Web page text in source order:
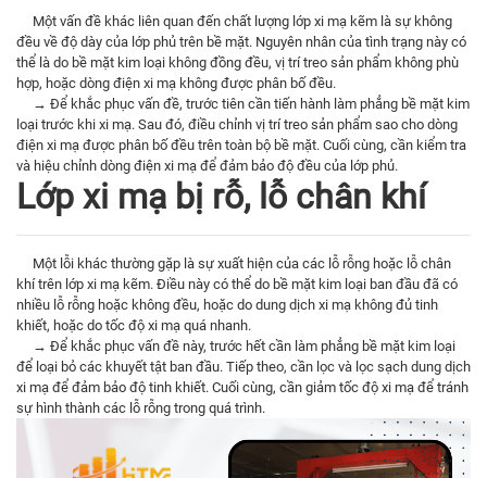
Một vấn đề khác liên quan đến chất lượng lớp xi mạ kẽm là sự không
đều về độ dày của lớp phủ trên bề mặt. Nguyên nhân của tình trạng này có
thể là do bề mặt kim loại không đồng đều, vị trí treo sản phẩm không phù
hợp, hoặc dòng điện xi mạ không được phân bố đều.
→ Để khắc phục vấn đề, trước tiên cần tiến hành làm phẳng bề mặt kim
loại trước khi xi mạ. Sau đó, điều chỉnh vị trí treo sản phẩm sao cho dòng
điện xi mạ được phân bố đều trên toàn bộ bề mặt. Cuối cùng, cần kiểm tra
và hiệu chỉnh dòng điện xi mạ để đảm bảo độ đều của lớp phủ.
Lớp xi mạ bị rỗ, lỗ chân khí
Một lỗi khác thường gặp là sự xuất hiện của các lỗ rỗng hoặc lỗ chân
khí trên lớp xi mạ kẽm. Điều này có thể do bề mặt kim loại ban đầu đã có
nhiều lỗ rỗng hoặc không đều, hoặc do dung dịch xi mạ không đủ tinh
khiết, hoặc do tốc độ xi mạ quá nhanh.
→ Để khắc phục vấn đề này, trước hết cần làm phẳng bề mặt kim loại
để loại bỏ các khuyết tật ban đầu. Tiếp theo, cần lọc và lọc sạch dung dịch
xi mạ để đảm bảo độ tinh khiết. Cuối cùng, cần giảm tốc độ xi mạ để tránh
sự hình thành các lỗ rỗng trong quá trình.